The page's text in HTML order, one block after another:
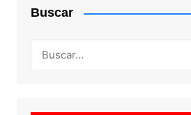
Buscar